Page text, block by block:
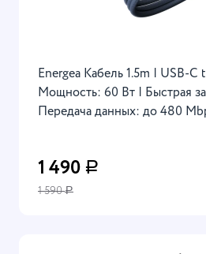
Energea Кабель 1.5m | USB-C
Мощность: 60 Вт | Быстрая
Передача данных: до 480
1 490 Р
1 590Р